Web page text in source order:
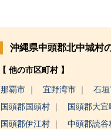
沖縄県中頭郡北中城村
【 他の市区町村 】
那覇市 宜野湾市 石
国頭郡国頭村
国頭郡大宜
国頭郡伊江村
中頭郡読谷